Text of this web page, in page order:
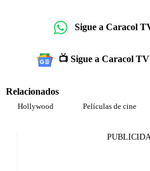
Sigue a Caracol
📺 Sigue a Caracol
Relacionados
Hollywood Películas de cine